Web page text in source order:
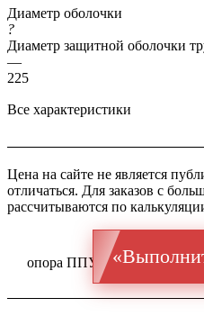
опора ППУ ГОСТ оц 10704
Диаметр оболочки
?
Диаметр защитной оболочки
—
225
Все характеристики
Цена на сайте не является
отличаться. Для заказов с
рассчитываются по